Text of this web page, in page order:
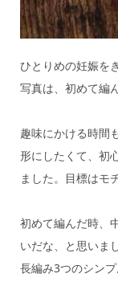
ひとりめの妊娠を
写真は、初めて編
趣味にかける時間
形にしたくて、初
ました。目標はモ
初めて編んだ時、
いだな、と思いま
長編み3つのシン